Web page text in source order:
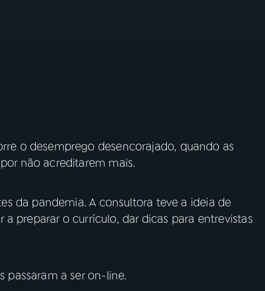
o desemprego desencorajado, quando as
não acreditarem mais.
da pandemia. A consultora teve a ideia de
preparar o currículo, dar dicas para entrevistas
passaram a ser on-line.